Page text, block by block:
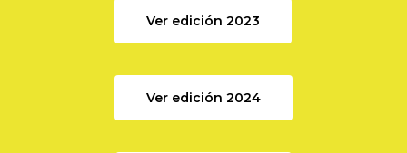
Ver edición 2023
Ver edición 2024